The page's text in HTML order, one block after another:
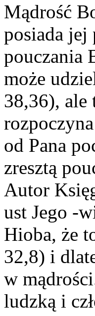
Mądrość
posiada jej
pouczania
może
38,36), ale
od Pana
zresztą
Autor
ust Jego -
Hioba, że
32,8) i
w
ludzką i